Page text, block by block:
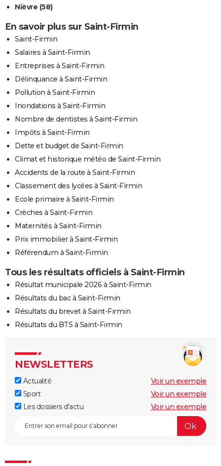
Nièvre (58)
En savoir plus sur Saint-Firmin
Saint-Firmin
Salaires à Saint-Firmin
Entreprises à Saint-Firmin
Délinquance à Saint-Firmin
Pollution à Saint-Firmin
Inondations à Saint-Firmin
Nombre de dentistes à Saint-Firmin
Impôts à Saint-Firmin
Dette et budget de Saint-Firmin
Climat et historique météo de Saint-Firmin
Accidents de la route à Saint-Firmin
Classement des lycées à Saint-Firmin
Ecole primaire à Saint-Firmin
Crèches à Saint-Firmin
Maternités à Saint-Firmin
Prix immobilier à Saint-Firmin
Référendum à Saint-Firmin
Tous les résultats officiels à Saint-Firmin
Résultat municipale 2026 à Saint-Firmin
Résultats du bac à Saint-Firmin
Résultats du brevet à Saint-Firmin
Résultats du BTS à Saint-Firmin
NEWSLETTERS
Actualité
Voir un exemple
Sport
Voir un exemple
Les dossiers d'actu
Voir un exemple